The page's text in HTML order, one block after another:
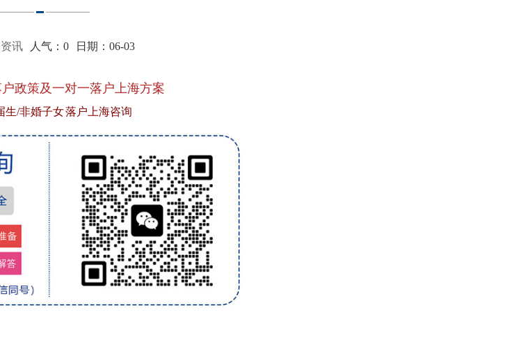
讯人气： 0日期：06-03
政策及一对一落户上海方案
生/非婚子女 落户上海咨询